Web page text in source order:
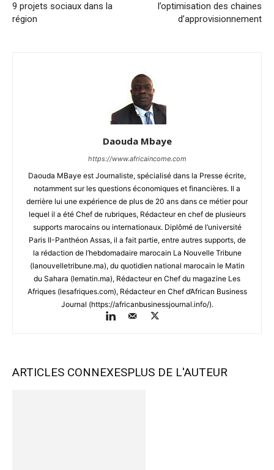
9 projets sociaux dans la
région
l’optimisation des chaines
d’approvisionnement
Daouda Mbaye
https://www.africaincome.com
Daouda MBaye est Journaliste, spécialisé dans la Presse écrite,
notamment sur les questions économiques et financières. Il a
derrière lui une expérience de plus de 20 ans dans ce métier pour
lequel il a été Chef de rubriques, Rédacteur en chef de plusieurs
supports marocains ou internationaux. Diplômé de l’université
Paris II-Panthéon Assas, il a fait partie, entre autres supports, de
la rédaction de l’hebdomadaire marocain La Nouvelle Tribune
(lanouvelletribune.ma), du quotidien national marocain le Matin
du Sahara (lematin.ma), Rédacteur en Chef du magazine Les
Afriques (lesafriques.com), Rédacteur en Chef d’African Business
Journal (https://africanbusinessjournal.info/).
ARTICLES CONNEXESPLUS DE L'AUTEUR